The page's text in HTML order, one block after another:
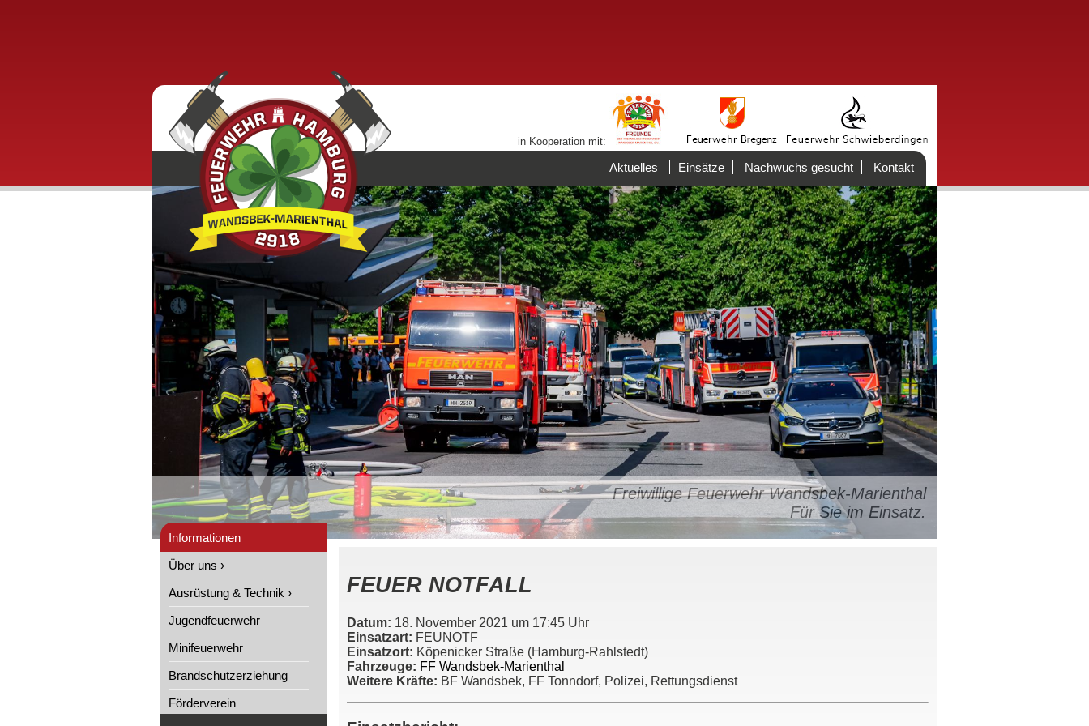
in Kooperation mit:
Aktuelles Einsätze Nachwuchs gesucht Kontakt
Freiwillige Feuerwehr Wandsbek-Marienthal
Für Sie im Einsatz.
Informationen
Über uns ›
Ausrüstung & Technik ›
Jugendfeuerwehr
Minifeuerwehr
Brandschutzerziehung
Förderverein
FEUER NOTFALL
Datum: 18. November 2021 um 17:45 Uhr
Einsatzart: FEUNOTF
Einsatzort: Köpenicker Straße (Hamburg-Rahlstedt)
Fahrzeuge: FF Wandsbek-Marienthal
Weitere Kräfte: BF Wandsbek, FF Tonndorf, Polizei, Rettungsdienst